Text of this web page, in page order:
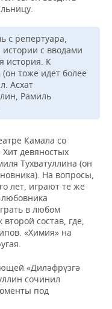
с репертуара,
с вводами
история. К
тоже идет более
Асхат
Рамиль
Камала со
Хит девяностых
Тухватуллина (он
На вопросы,
лет, играют те же
любовника
в любом
состав, где,
«Химия» на
«Диләфрүзгә
сочинил
под